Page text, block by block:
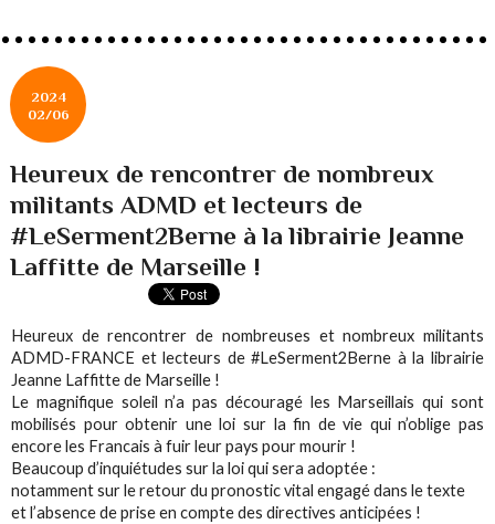
2024
02/06
Heureux de rencontrer de nombreux
militants ADMD et lecteurs de
#LeSerment2Berne à la librairie Jeanne
Laffitte de Marseille !
Heureux de rencontrer de nombreuses et nombreux militants
ADMD-FRANCE et lecteurs de #LeSerment2Berne à la librairie
Jeanne Laffitte de Marseille !
Le magnifique soleil n’a pas découragé les Marseillais qui sont
mobilisés pour obtenir une loi sur la fin de vie qui n’oblige pas
encore les Francais à fuir leur pays pour mourir !
Beaucoup d’inquiétudes sur la loi qui sera adoptée :
notamment sur le retour du pronostic vital engagé dans le texte
et l’absence de prise en compte des directives anticipées !